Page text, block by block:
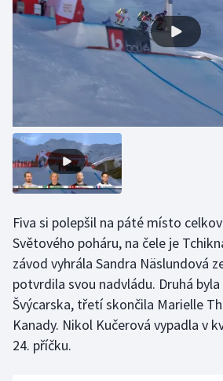
Golf
Gymnastika
Jezdectví
Judo
Lezení
Lyže a snowboard
Moderní pětiboj
Motorsport
Fiva si polepšil na páté místo
Světového poháru, na čele je
závod vyhrála Sandra Näslundová
potvrdila svou nadvládu. Druhá
Švýcarska, třetí skončila Marielle
Kanady. Nikol Kučerová vypadla v
24. příčku.